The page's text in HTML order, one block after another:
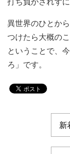
打ち負かされず
異世界のひとか
つけたら大概の
ということで、
ろ」です。